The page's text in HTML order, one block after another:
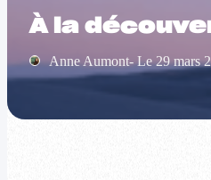
À la
Anne Aumont- Le 29 mars